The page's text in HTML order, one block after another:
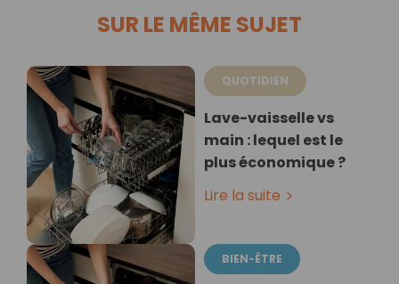
SUR LE MÊME SUJET
QUOTIDIEN
Lave-vaisselle vs
main : lequel est le
plus économique ?
Lire la suite
BIEN-ÊTRE